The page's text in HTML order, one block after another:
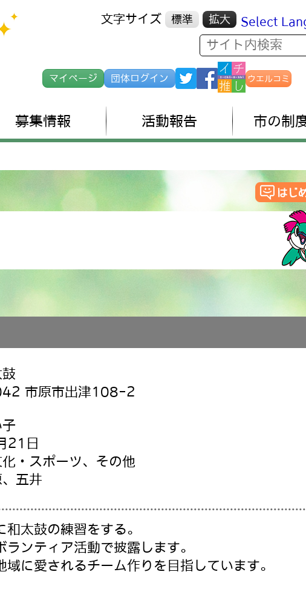
文字サイズ 標準 拡大 Select
マイページ 団体ログイン ウエルコミ
募集情報 活動報告 市の制
市原市出津108-2
21日
・スポーツ、その他
五井
太鼓の練習をする。
ンティア活動で披露します。
に愛されるチーム作りを目指しています。